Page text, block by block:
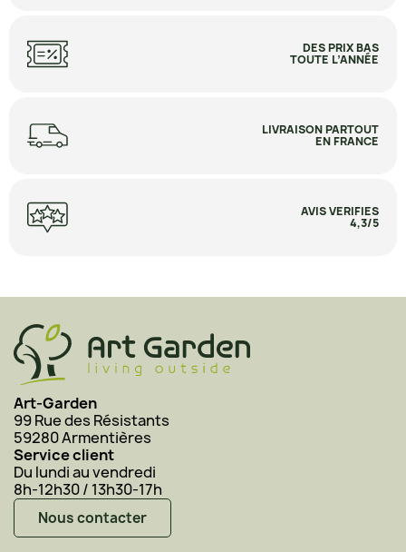
DES PRIX BAS
TOUTE L’ANNÉE
LIVRAISON PARTOUT
EN FRANCE
AVIS VERIFIES
4,3/5
Art-Garden
99 Rue des Résistants
59280 Armentières
Service client
Du lundi au vendredi
8h-12h30 / 13h30-17h
Nous contacter